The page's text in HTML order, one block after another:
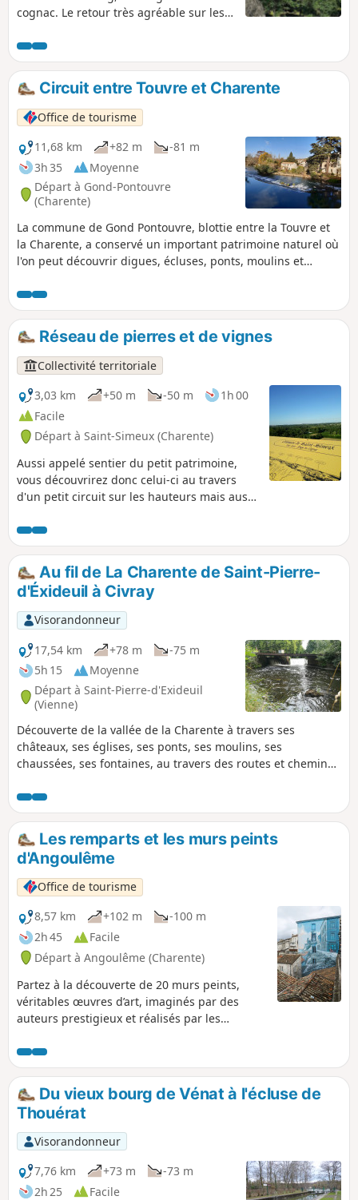
cognac. Le retour très agréable sur les
Circuit entre Touvre et Charente
Office de tourisme
11,68 km
+82 m
-81 m
3h 35
Moyenne
Départ à Gond-Pontouvre
(Charente)
La commune de Gond Pontouvre, blottie entre la Touvre et
la Charente, a conservé un important patrimoine naturel où
l'on peut découvrir digues, écluses, ponts, moulins et
Réseau de pierres et de vignes
Collectivité territoriale
3,03 km
+50 m -50 m
1h 00
Facile
Départ à Saint-Simeux (Charente)
Aussi appelé sentier du petit patrimoine,
vous découvrirez donc celui-ci au travers
d'un petit circuit sur les hauteurs mais aussi
Au fil de La Charente de Saint-Pierre-
d'Éxideuil à Civray
Visorandonneur
17,54 km
+78 m
-75 m
5h 15
Moyenne
Départ à Saint-Pierre-d'Exideuil
(Vienne)
Découverte de la vallée de la Charente à travers ses
châteaux, ses églises, ses ponts, ses moulins, ses
chaussées, ses fontaines, au travers des routes et chemins
Les remparts et les murs peints
d'Angoulême
Office de tourisme
8,57 km
+102 m
-100 m
2h 45
Facile
Départ à Angoulême (Charente)
Partez à la découverte de 20 murs peints,
véritables œuvres d’art, imaginés par des
auteurs prestigieux et réalisés par les
promontoire rocheux dominant les vallées de
la Charente et de l’Anguienne, Angoulême
offre au promeneur des points de vues
remarquables.
Du vieux bourg de Vénat à l'écluse de
Thouérat
Visorandonneur
7,76 km
+73 m
-73 m
2h 25
Facile